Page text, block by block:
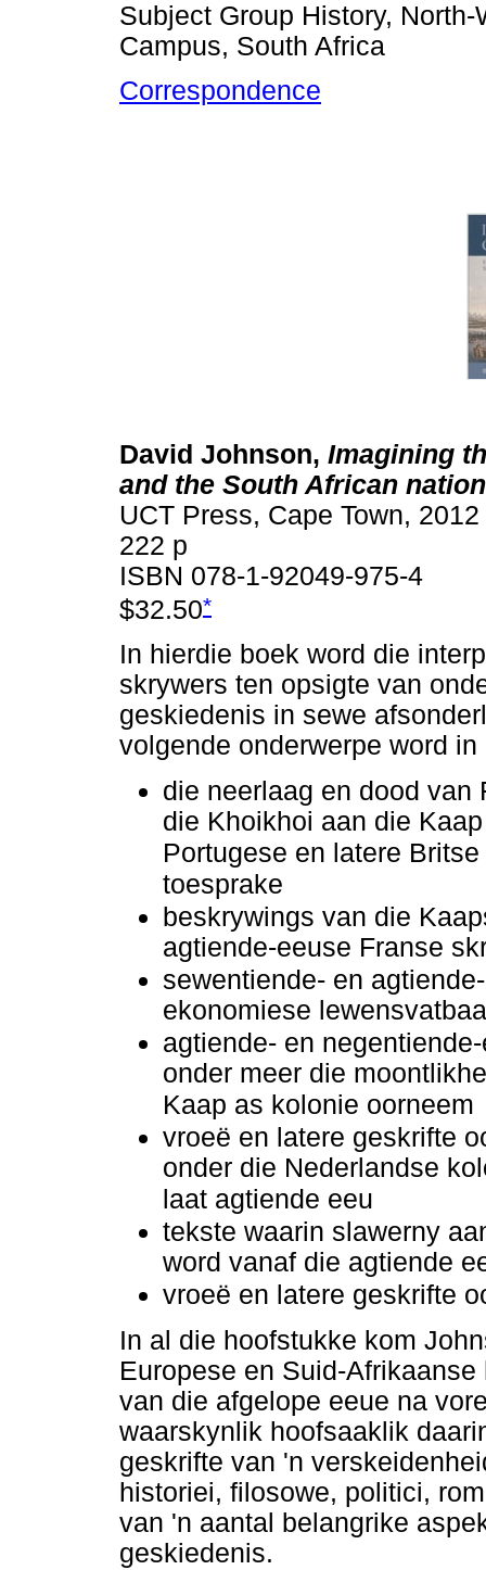
Subject Group History,
Campus, South Africa
Correspondence
David Johnson, Imagining
and the South African nation
UCT Press, Cape Town, 2012
222 p
ISBN 078-1-92049-975-4
$32.50*
In hierdie boek word die
skrywers ten opsigte van
geskiedenis in sewe
volgende onderwerpe word
die neerlaag en dood van
die Khoikhoi aan die
Portugese en latere
toesprake
beskrywings van die
agtiende-eeuse Franse
sewentiende- en
ekonomiese
agtiende- en
onder meer die
Kaap as kolonie oorneem
vroeë en latere geskrifte
onder die Nederlandse
laat agtiende eeu
tekste waarin slawerny
word vanaf die agtiende
vroeë en latere geskrifte
In al die hoofstukke kom
Europese en Suid-
van die afgelope eeue na
waarskynlik hoofsaaklik
geskrifte van 'n
historiei, filosowe, politici,
van 'n aantal belangrike
geskiedenis.